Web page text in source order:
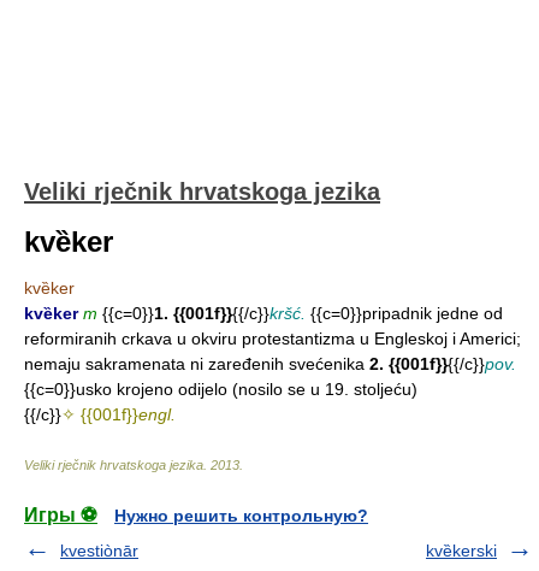
Veliki rječnik hrvatskoga jezika
kvȅker
kvȅker
kvȅkerm {{c=0}}1. {{001f}}{{/c}}kršć. {{c=0}}pripadnik jedne od
reformiranih crkava u okviru protestantizma u Engleskoj i Americi;
nemaju sakramenata ni zaređenih svećenika 2. {{001f}}{{/c}}pov.
{{c=0}}usko krojeno odijelo (nosilo se u 19. stoljeću)
{{/c}}✧ {{001f}}engl.
Veliki rječnik hrvatskoga jezika 2013
Игры ⚽
Нужно решить контрольную?
kvestiònār
kvȅkerski